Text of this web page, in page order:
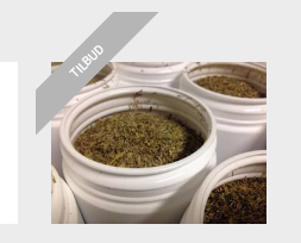
TILBUD